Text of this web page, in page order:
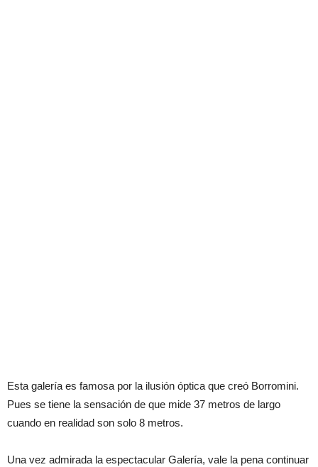
Esta galería es famosa por la ilusión óptica que creó Borromini.
Pues se tiene la sensación de que mide 37 metros de largo
cuando en realidad son solo 8 metros.
Una vez admirada la espectacular Galería, vale la pena continuar